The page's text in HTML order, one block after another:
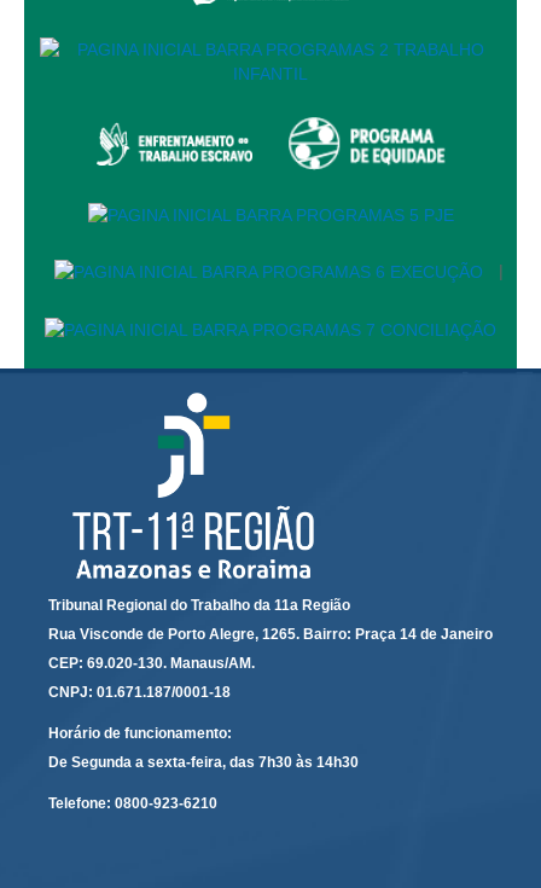
Serviços
Ação Trabalhista (Atermação)
Atermação On-line - Interior de Roraima
Glossário
Atas de Sessões do Pleno
Calendário das Sessões da 1ª Turma 2026
Calendário de Sessões da 2ª Turma - 2026
Calendário das Sessões da 3ª Turma 2026
Calendário das Sessões do Pleno e Especializadas 2026
Carta de Serviços ao Cidadão
Cartilhas
Cadastro de Peritos, Tradutores e Intérpretes
|
Tribunal Regional do Trabalho da 11a Região
Rua Visconde de Porto Alegre, 1265. Bairro: Praça 14 de Janeiro
CEP: 69.020-130. Manaus/AM.
CNPJ: 01.671.187/0001-18
Horário de funcionamento:
De Segunda a sexta-feira, das 7h30 às 14h30
Telefone: 0800-923-6210